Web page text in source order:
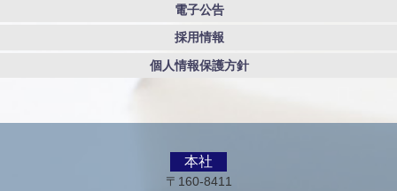
電子公告
採用情報
個人情報保護方針
本社
〒160-8411